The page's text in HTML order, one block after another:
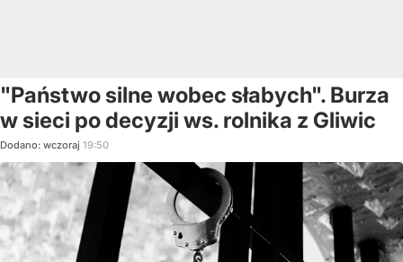
"Państwo silne wobec słabych". Burza
w sieci po decyzji ws. rolnika z Gliwic
Dodano: wczoraj 19:50